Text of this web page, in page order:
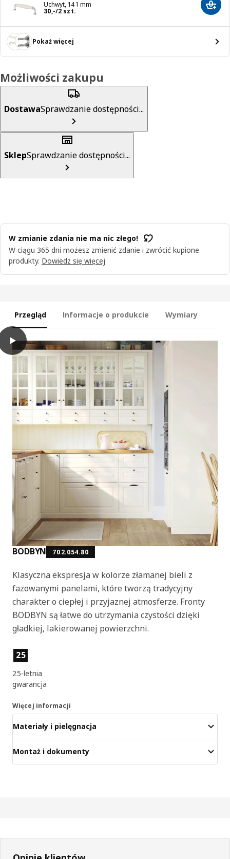
Uchwyt, 141 mm
30,-/2 szt.
Cena 30,-/2 szt.
Pokaż więcej
Możliwości zakupu
DostawaSprawdzanie dostępności...
SklepSprawdzanie dostępności...
W zmianie zdania nie ma nic złego!
W ciągu 365 dni możesz zmienić zdanie i zwrócić kupione
produkty. Dowiedz się więcej
Przegląd Informacje o produkcie Wymiary
BODBYN 702.054.80
Klasyczna ekspresja w kolorze złamanej bieli z
fazowanymi panelami, które tworzą tradycyjny
charakter o ciepłej i przyjaznej atmosferze. Fronty
BODBYN są łatwe do utrzymania czystości dzięki
gładkiej, lakierowanej powierzchni.
Cechy produktu
25
25-letnia
gwarancja
Więcej informacji
Materiały i pielęgnacja
Montaż i dokumenty
play
BODBYN Drzwi, kremowy, 40x80 cm